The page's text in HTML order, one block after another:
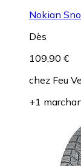
Nokian
Dès
109,90 €
chez Feu
+1